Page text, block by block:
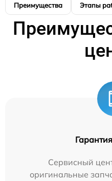
Преимущества Этапы
Сервисный
оригинальные